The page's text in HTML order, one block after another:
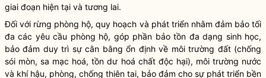
giai đoạn hiện tại và tương lai.
Đối với rừng phòng hộ, quy hoạch và phát triển nhằm đảm bảo tối
đa các yêu cầu phòng hộ, góp phần bảo tồn đa dạng sinh học,
bảo đảm duy trì sự cân bằng ổn định về môi trường đất (chống
sói mòn, sa mạc hoá, tồn dư hoá chất độc hại), môi trường nước
và khí hậu, phòng, chống thiên tai, bảo đảm cho sự phát triển bền